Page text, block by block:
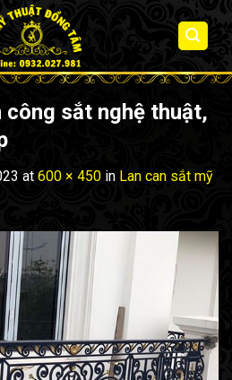
công sắt nghệ thuật,
at 600 × 450 in Lan can sắt mỹ